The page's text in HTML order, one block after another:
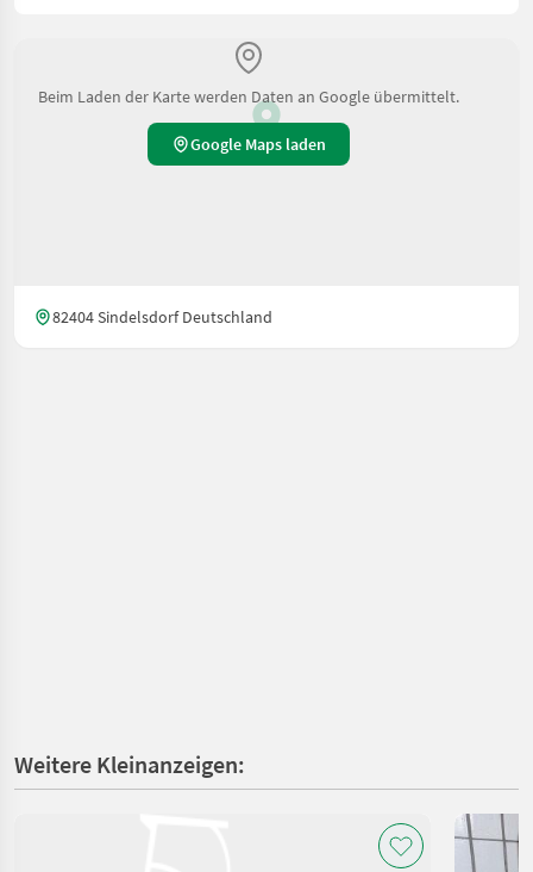
Beim Laden der Karte werden Daten an Google übermittelt.
Google Maps laden
82404 Sindelsdorf Deutschland
Weitere Kleinanzeigen: